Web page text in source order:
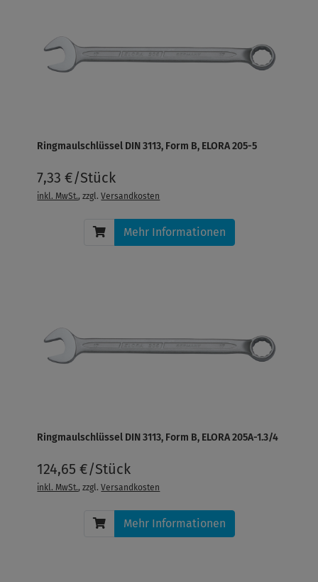
Ringmaulschlüssel DIN 3113, Form B, ELORA 205-5
7,33 €/Stück
inkl. MwSt., zzgl.Versandkosten
Mehr Informationen
Ringmaulschlüssel DIN 3113, Form B, ELORA 205A-1.3/4
124,65 €/Stück
inkl. MwSt., zzgl.Versandkosten
Mehr Informationen